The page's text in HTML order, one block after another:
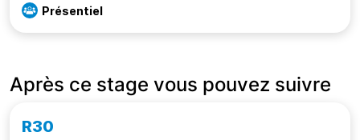
Présentiel
Après ce stage vous pouvez suivre
R30